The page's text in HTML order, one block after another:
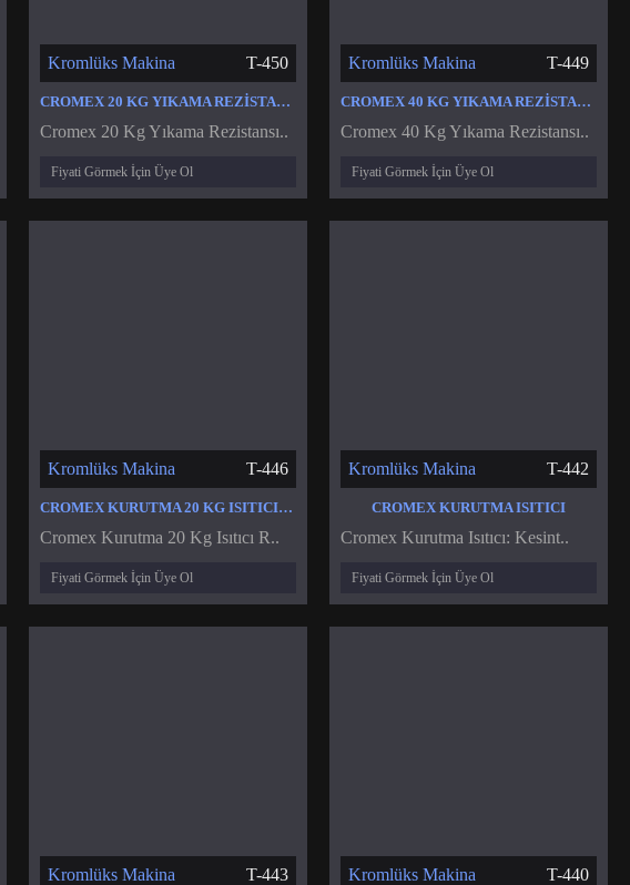
Kromlüks Makina T-450
CROMEX 20 KG YIKAMA REZISTANSI
Cromex 20 Kg Yıkama Rezistansı..
Fiyati Görmek İçin Üye Ol
Kromlüks Makina T-449
CROMEX 40 KG YIKAMA REZISTANSI
Cromex 40 Kg Yıkama Rezistansı..
Fiyati Görmek İçin Üye Ol
Kromlüks Makina T-446
CROMEX KURUTMA 20 KG ISITICI REZISTANS
Cromex Kurutma 20 Kg Isıtıcı R..
Fiyati Görmek İçin Üye Ol
Kromlüks Makina T-442
CROMEX KURUTMA ISITICI
Cromex Kurutma Isıtıcı: Kesint..
Fiyati Görmek İçin Üye Ol
Kromlüks Makina T-443 Kromlüks Makina T-440